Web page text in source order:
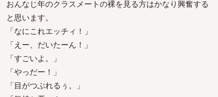
おんなじ年のクラスメートの裸を見る方はかなり興奮する
と思います。
「なにこれエッチィ！」
「えー、だいたーん！」
「すごいよ。」
「やっだー！」
「目がつぶれるぅ。」